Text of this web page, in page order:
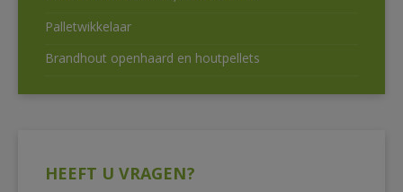
Palletwikkelaar
Brandhout openhaard en houtpellets
HEEFT U VRAGEN?